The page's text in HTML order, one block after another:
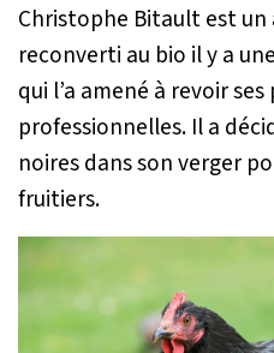
Christophe Bitault est un
reconverti au bio il y a
qui l’a amené à revoir
professionnelles. Il a
noires dans son verger
fruitiers.